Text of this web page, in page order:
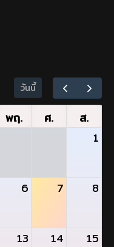
วันนี้
พฤ. ศ. ส.
1
6 7 8
13 14 15